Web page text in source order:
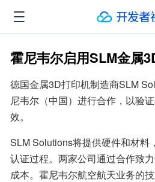
霍尼韦尔启用SLM金属
德国金属3D打印机制造商SLM
尼韦尔（中国）进行合作，以验
效。
SLM Solutions将提供硬件和材料
认证过程。两家公司通过合作致
成本。霍尼韦尔航空航天业务的